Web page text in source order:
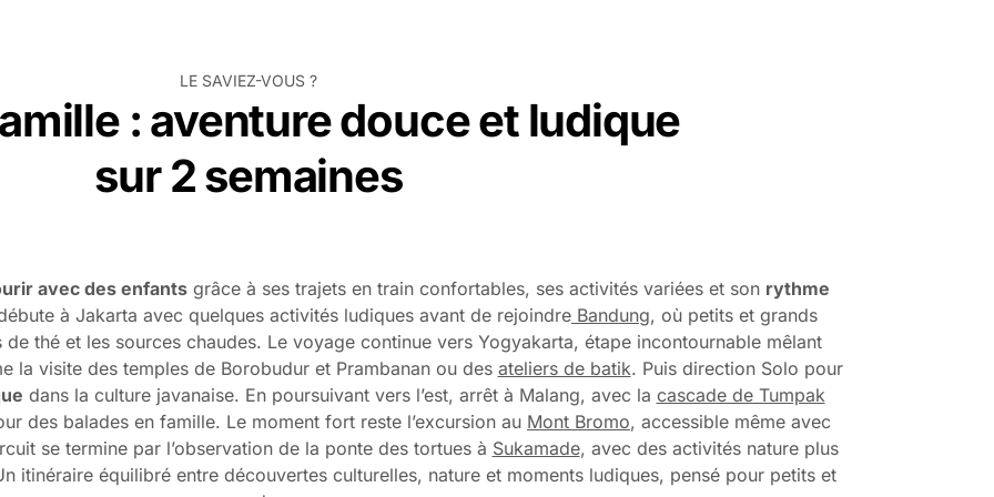
LE SAVIEZ-VOUS ?
: aventure douce et ludique
sur 2 semaines
avec des enfants grâce à ses trajets en train confortables, ses activités variées et son rythme
à Jakarta avec quelques activités ludiques avant de rejoindre Bandung, où petits et grands
thé et les sources chaudes. Le voyage continue vers Yogyakarta, étape incontournable mêlant
la visite des temples de Borobudur et Prambanan ou des ateliers de batik. Puis direction Solo pour
dans la culture javanaise. En poursuivant vers l’est, arrêt à Malang, avec la cascade de Tumpak
des balades en famille. Le moment fort reste l’excursion au Mont Bromo, accessible même avec
se termine par l’observation de la ponte des tortues à Sukamade, avec des activités nature plus
itinéraire équilibré entre découvertes culturelles, nature et moments ludiques, pensé pour petits et